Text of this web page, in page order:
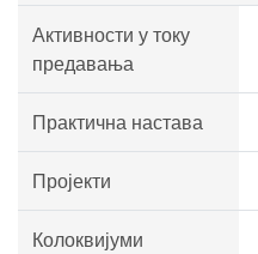
Активности у току
предавања
Практична настава
Пројекти
Колоквијуми